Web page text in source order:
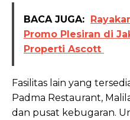
BACA JUGA:
Promo Plesiran di
Properti Ascott
Fasilitas lain yang
Padma Restaurant,
dan pusat kebugaran.